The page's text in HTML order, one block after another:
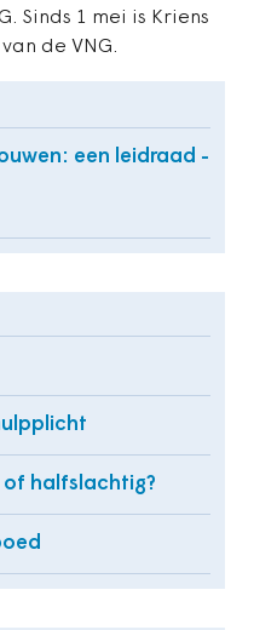
Sinds 1 mei is Kriens
de VNG.
een leidraad -
of halfslachtig?